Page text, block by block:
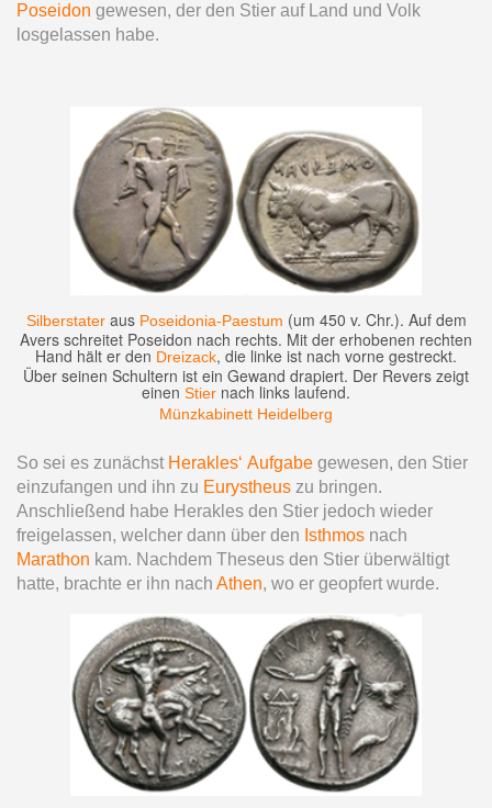
Poseidon gewesen, der den Stier auf Land und Volk
losgelassen habe.
Silberstateraus Poseidonia-Paestum (um 450 v. Chr.). Auf dem
Avers schreitet Poseidon nach rechts. Mit der erhobenen rechten
Hand hält er den Dreizack, die linke ist nach vorne gestreckt.
Über seinen Schultern ist ein Gewand drapiert. Der Revers zeigt
einen Stier nach links laufend.
Münzkabinett Heidelberg
So sei es zunächst Herakles‘ Aufgabe gewesen, den Stier
einzufangen und ihn zu Eurystheus zu bringen.
Anschließend habe Herakles den Stier jedoch wieder
freigelassen, welcher dann über den Isthmos nach
Marathon kam. Nachdem Theseus den Stier überwältigt
hatte, brachte er ihn nach Athen, wo er geopfert wurde.